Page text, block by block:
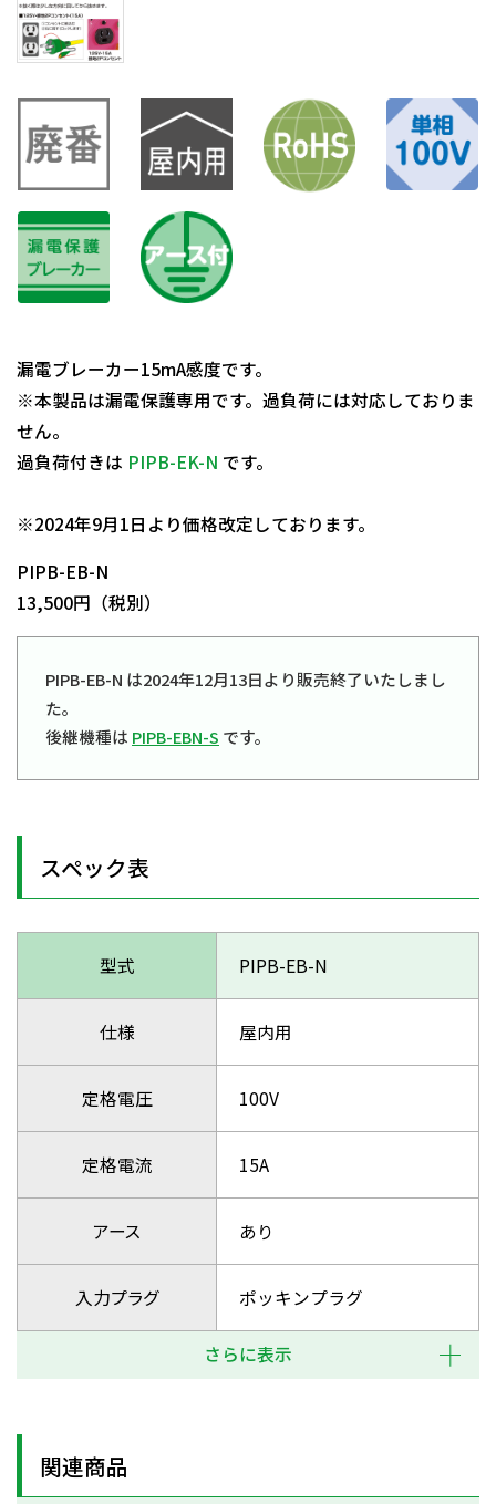
漏電ブレーカー15mA感度です。
※本製品は漏電保護専用です。過負荷には対応しておりま
せん。
過負荷付きは PIPB-EK-N です。
※2024年9月1日より価格改定しております。
PIPB-EB-N
13,500円（税別）
PIPB-EB-N は2024年12月13日より販売終了いたしまし
た。
後継機種は PIPB-EBN-S です。
スペック表
型式 PIPB-EB-N
仕様 屋内用
定格電圧 100V
定格電流 15A
アース あり
入力プラグ ポッキンプラグ
さらに表示
関連商品